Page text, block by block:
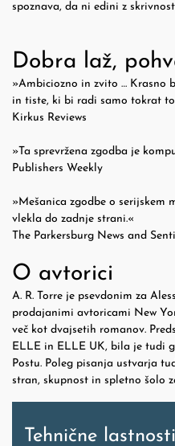
spoznava, da ni edini z
Dobra laž,
»Ambiciozno in zvito … Krasno
in tiste, ki bi radi samo tokrat
Kirkus Reviews
»Ta sprevržena zgodba je
Publishers Weekly
»Mešanica zgodbe o serijskem
vlekla do zadnje strani.«
The Parkersburg News and
O avtorici
A. R. Torre je psevdonim za
prodajanimi avtoricami New
več kot dvajsetih romanov.
ELLE in ELLE UK, bila je tudi
Postu. Poleg pisanja ustvarja
stran, skupnost in spletno šolo
Tehnične lastnosti